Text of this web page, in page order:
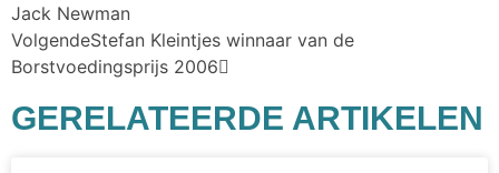
Jack Newman
VolgendeStefan Kleintjes winnaar van de
Borstvoedingsprijs 2006
GERELATEERDE ARTIKELEN